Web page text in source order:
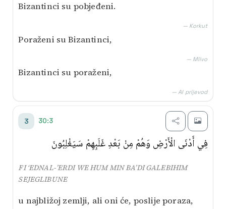
Bizantinci su pobjeđeni.
— Korkut
Poraženi su Bizantinci,
— Mlivo
Bizantinci su poraženi,
— AI prijevod
3 30:3
فِي أَدْنَى الْأَرْضِ وَهُمْ مِنْ بَعْدِ غَلَبِهِمْ سَيَغْلِبُونَ
FI ‘EDNAL-’ERDI WE HUM MIN BA’DI GALEBIHIM
SEJEGLIBUNE
u najbližoj zemlji, ali oni će, poslije poraza,